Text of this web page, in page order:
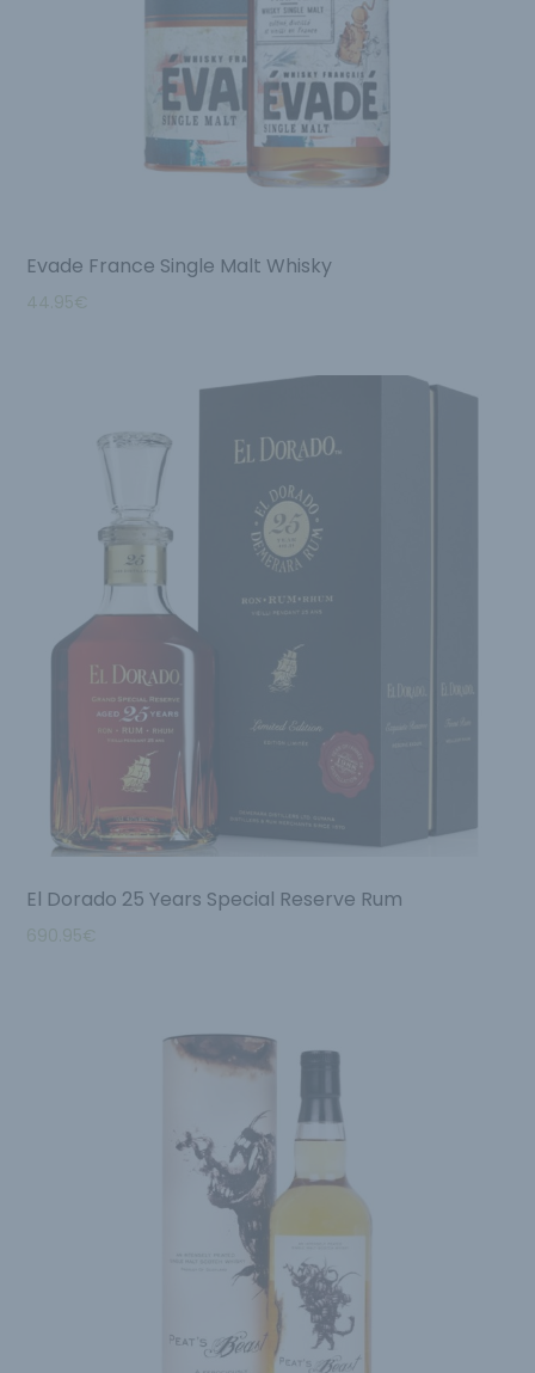
Evade France Single Malt Whisky
44.95€
El Dorado 25 Years Special Reserve Rum
690.95€